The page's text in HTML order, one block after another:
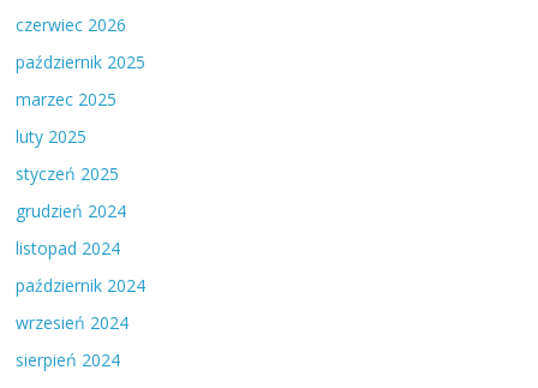
czerwiec 2026
październik 2025
marzec 2025
luty 2025
styczeń 2025
grudzień 2024
listopad 2024
październik 2024
wrzesień 2024
sierpień 2024